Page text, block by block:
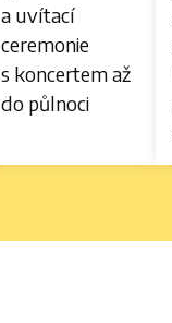
a uvítací
ceremonie
s koncertem až
do půlnoci